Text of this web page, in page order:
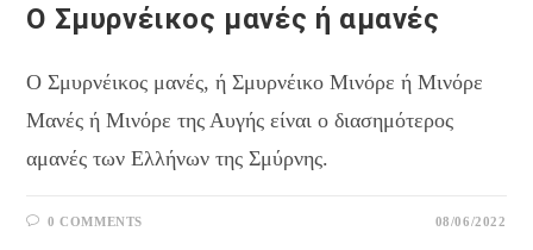
Ο Σμυρνέικος μανές ή αμανές
Ο Σμυρνέικος μανές, ή Σμυρνέικο Μινόρε ή Μινόρε
Μανές ή Μινόρε της Αυγής είναι ο διασημότερος
αμανές των Ελλήνων της Σμύρνης.
0 COMMENTS 08/06/2022